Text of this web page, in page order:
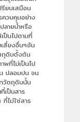
ยบเสมือน
วบคุมอย่าง
ลายน้ำหรือ
นไปตามที่
สี่ยงอื่นๆอัน
ถุดิบตั้งต้น
พที่ไม่เป็นไป
ปลอมปน จน
วัตถุดิบนั้น
เป็นสาร
ไม่ใช่สาร